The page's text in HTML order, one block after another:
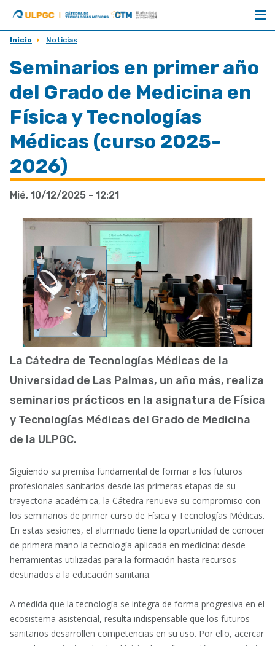
ULPGC
Cátedra
de
Aniversario
Inicio Noticias
Seminarios en primer año
del Grado de Medicina en
Física y Tecnologías
Médicas (curso 2025-
2026)
Mié, 10/12/2025 - 12:21
La Cátedra de Tecnologías Médicas de la
Universidad de Las Palmas, un año más, realiza
seminarios prácticos en la asignatura de Física
y Tecnologías Médicas del Grado de Medicina
de la ULPGC.
Siguiendo su premisa fundamental de formar a los futuros
profesionales sanitarios desde las primeras etapas de su
trayectoria académica, la Cátedra renueva su compromiso con
los seminarios de primer curso de Física y Tecnologías Médicas.
En estas sesiones, el alumnado tiene la oportunidad de conocer
de primera mano la tecnología aplicada en medicina: desde
herramientas utilizadas para la formación hasta recursos
destinados a la educación sanitaria.
A medida que la tecnología se integra de forma progresiva en el
ecosistema asistencial, resulta indispensable que los futuros
sanitarios desarrollen competencias en su uso. Por ello, acercar